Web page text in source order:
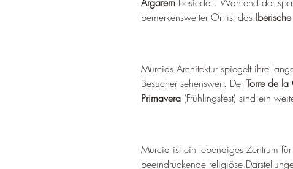
bemerkenswerter Ort ist das
Murcias Architektur spiegelt ihre
Besucher sehenswert. Der Torre de
Primavera (Frühlingsfest) sind ein
Murcia ist ein lebendiges Zentrum
beeindruckende religiöse